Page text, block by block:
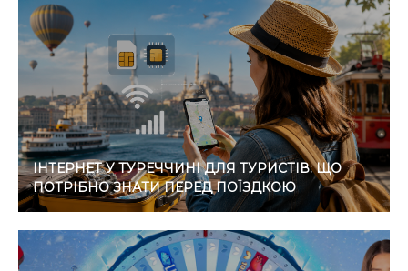
ІНТЕРНЕТ У ТУРЕЧЧИНІ ДЛЯ ТУРИСТІВ: ЩО
ПОТРІБНО ЗНАТИ ПЕРЕД ПОЇЗДКОЮ